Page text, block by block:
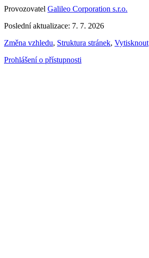
Provozovatel Galileo Corporation s.r.o.
Poslední aktualizace: 7. 7. 2026
Změna vzhledu, Struktura stránek, Vytisknout
Prohlášení o přístupnosti